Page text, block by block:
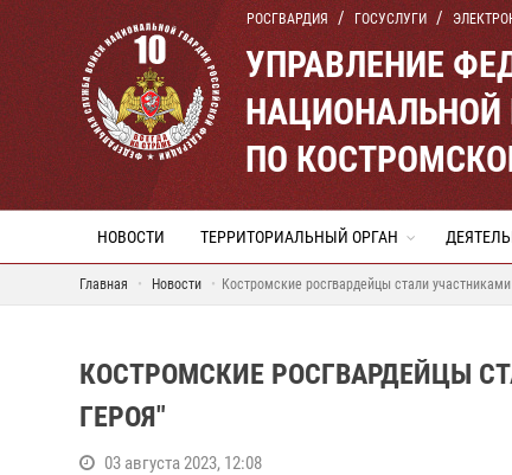
РОСГВАРДИЯ ГОСУСЛУГИ
УПРАВЛЕНИЕ
НАЦИОНАЛЬНОЙ
ПО
НОВОСТИ ТЕРРИТОРИАЛЬНЫЙ ОРГАН
Главная Новости Костромские росгвардейцы стали
КОСТРОМСКИЕ РОСГВАРДЕЙЦЫ
ГЕРОЯ"
03 августа 2023, 12:08